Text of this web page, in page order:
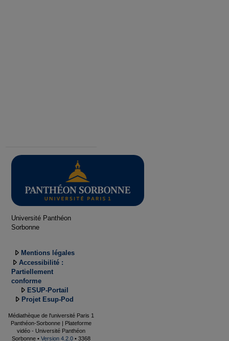
Université Panthéon
Sorbonne
Mentions légales
Accessibilité :
Partiellement
conforme
ESUP-Portail
Projet Esup-Pod
Médiathèque de l'université Paris 1
Panthéon-Sorbonne | Plateforme
vidéo - Université Panthéon
Sorbonne • Version 4.2.0 • 3368